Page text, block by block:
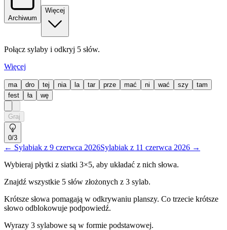
Archiwum
Więcej
Połącz sylaby i odkryj 5 słów.
Więcej
ma dro tej nia la tar prze mać ni wać szy
tam
fest
ła wę
Graj
0/3
← Sylabiak z 9 czerwca 2026Sylabiak z 11 czerwca 2026 →
Wybieraj płytki z siatki 3×5, aby układać z nich słowa.
Znajdź wszystkie 5 słów złożonych z 3 sylab.
Krótsze słowa pomagają w odkrywaniu planszy. Co trzecie krótsze
słowo odblokowuje podpowiedź.
Wyrazy 3 sylabowe są w formie podstawowej.